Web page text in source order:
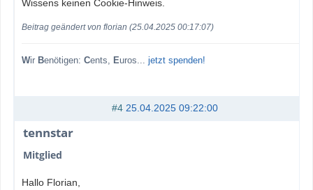
Wissens keinen Cookie-Hinweis.
Beitrag geändert von florian (25.04.2025 00:17:07)
Wir Benötigen: Cents, Euros... jetzt spenden!
#4 25.04.2025 09:22:00
tennstar
Mitglied
Hallo Florian,